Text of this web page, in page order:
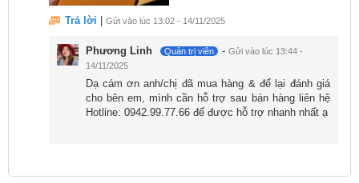
Hiệu năng iPhone 17 Pro Max với chip A19 Pro
iPhone 17 Pro Max chính hãng VN được trang bị bộ vi
Trả lời Gửi vào lúc 13:02 - 14/11/2025
Phương Linh Quản trị viên - Gửi vào lúc 13:44 -
14/11/2025
Dạ cám ơn anh/chị đã mua hàng & để lại đánh giá
cho bên em, mình cần hỗ trợ sau bán hàng liên hệ
Hotline: 0942.99.77.66 để được hỗ trợ nhanh nhất ạ